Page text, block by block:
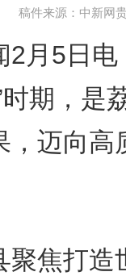
稿件来源：中新网
2月5日
时期，是
，迈向高
焦打造